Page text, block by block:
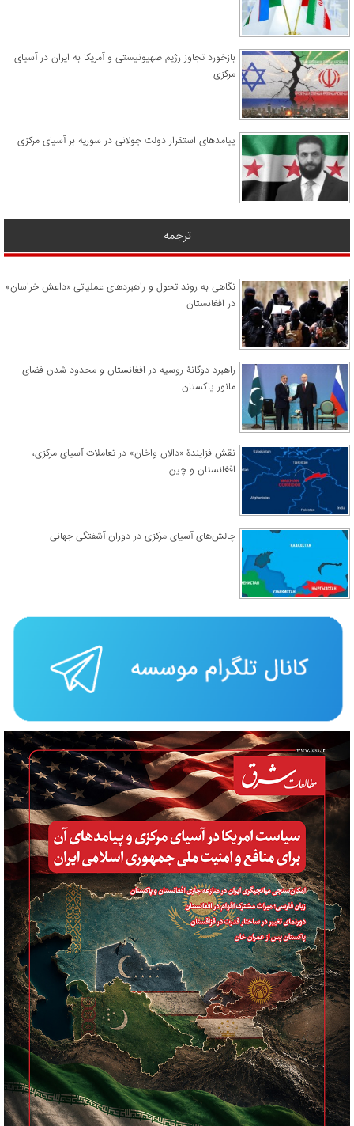
​بازخورد تجاوز رژیم صهیونیستی و آمریکا به ایران در آسیای
مرکزی
پیامدهای استقرار دولت جولانی در سوریه بر آسیای مرکزی
ترجمه
نگاهی به روند تحول و راهبردهای عملیاتی «داعش خراسان»
در افغانستان
راهبرد دوگانۀ روسیه در افغانستان و محدود شدن فضای
مانور پاکستان
نقش فزایندۀ «دالان واخان» در تعاملات آسیای مرکزی،
افغانستان و چین
چالش‌های آسیای مرکزی در دوران آشفتگی جهانی